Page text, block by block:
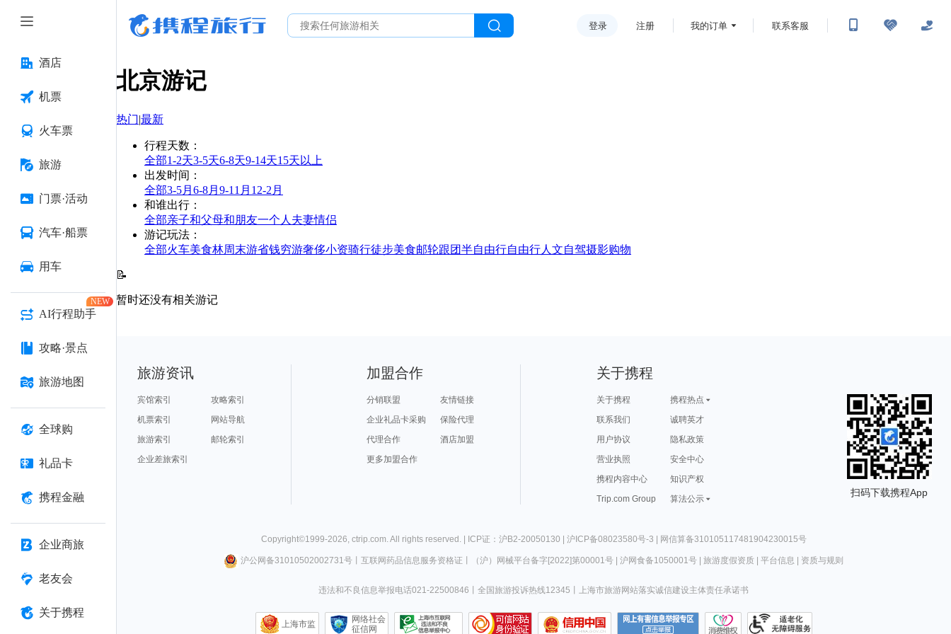
酒店
机票
火车票
旅游
门票·活动
汽车·船票
用车
AI行程助手
NEW
攻略·景点
旅游地图
全球购
礼品卡
携程金融
企业商旅
老友会
关于携程
登录 注册 我的订单 联系客服
北京游记
热门|最新
行程天数 ：
全部1-2天3-5天6-8天9-14天15天以上
出发时间 ：
全部3-5月 6-8月 9-11月 12-2月
和谁出行 ：
全部亲子和父母和朋友一个人 夫妻情侣
游记玩法 ：
全部火车美食林周末游省钱穷游奢侈小资骑行徒步美食邮轮跟团半自由行自由行人文自驾摄影购物
📝
暂时还没有相关游记
旅游资讯
宾馆索引
攻略索引
机票索引
网站导航
旅游索引
邮轮索引
企业差旅索引
加盟合作
分销联盟
友情链接
企业礼品卡采购
保险代理
代理合作
酒店加盟
更多加盟合作
关于携程
关于携程
携程热点
联系我们
诚聘英才
用户协议
隐私政策
营业执照
安全中心
携程内容中心
知识产权
Trip.com Group
算法公示
扫码下载携程App
Copyright©1999-2026, ctrip.com. All rights reserved. | ICP证：沪B2-20050130 | 沪ICP备08023580号-3 | 网信算备310105117481904230015号
沪公网备31010502002731号丨 互联网药品信息服务资格证 （沪）网械平台备字[2022]第00001号| 沪网食备1050001号| 旅游度假资质| 平台信息 资质与规则
违法和不良信息举报电话021-22500846 全国旅游投诉热线12345 上海市旅游网站落实诚信建设主体责任承诺书
上海市监
网络社会
征信网